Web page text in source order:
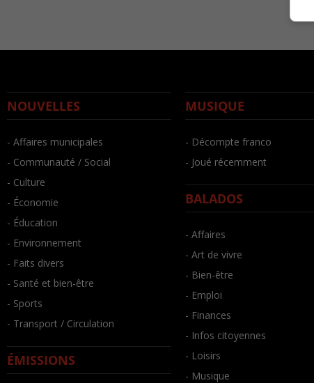
NOUVELLES
- Affaires municipales
- Communauté / Social
- Culture
- Économie
- Éducation
- Environnement
- Faits divers
- Santé et bien-être
- Sports
- Transport / Circulation
ÉMISSIONS
MUSIQUE
- Décompte franco
- Joué récemment
BALADOS
- Affaires
- Art de vivre
- Bien-être
- Emploi
- Finances
- Infos citoyennes
- Loisirs
- Musique